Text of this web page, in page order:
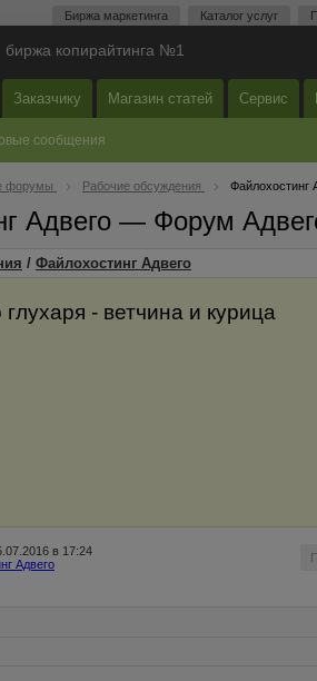
Биржа маркетинга Каталог услуг
биржа копирайтинга №1
Заказчику Магазин статей Сервис
сообщения
форумы Рабочие обсуждения Файлохостинг
Адвего — Форум
/ Файлохостинг Адвего
глухаря - ветчина и курица
в 17:24
Адвего